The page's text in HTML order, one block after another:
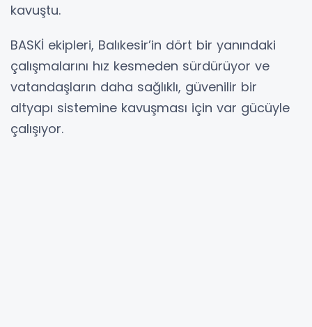
kavuştu.
BASKİ ekipleri, Balıkesir’in dört bir yanındaki
çalışmalarını hız kesmeden sürdürüyor ve
vatandaşların daha sağlıklı, güvenilir bir
altyapı sistemine kavuşması için var gücüyle
çalışıyor.